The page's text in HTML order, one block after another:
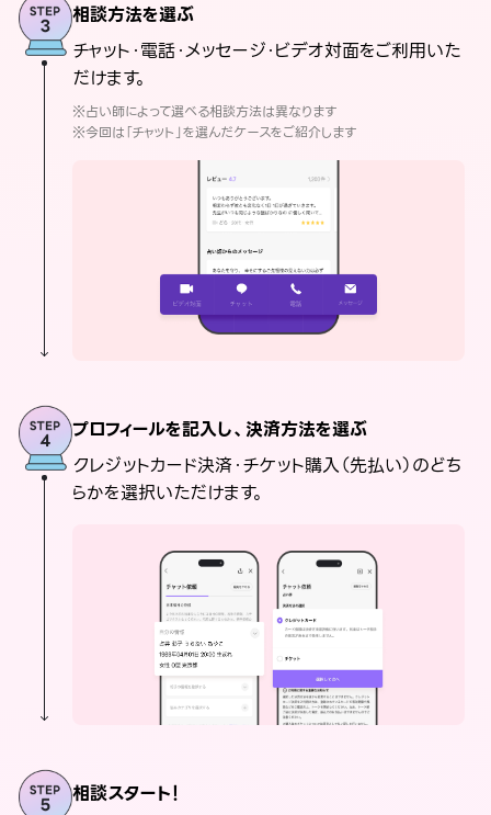
相談方法を選ぶ
チャット・電話・メッセージ・ビデオ対面をご利用いた
だけます。
※占い師によって選べる相談方法は異なります
※今回は「チャット」を選んだケースをご紹介します
プロフィールを記入し、決済方法を選ぶ
クレジットカード決済・チケット購入（先払い）のどち
らかを選択いただけます。
相談スタート！